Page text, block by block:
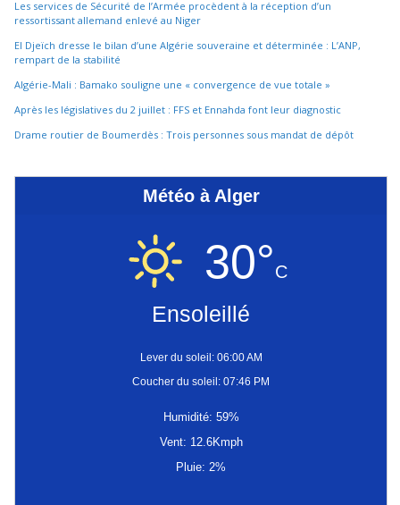
Les services de Sécurité de l’Armée procèdent à la réception d’un
ressortissant allemand enlevé au Niger
El Djeïch dresse le bilan d’une Algérie souveraine et déterminée : L’ANP,
rempart de la stabilité
Algérie-Mali : Bamako souligne une « convergence de vue totale »
Après les législatives du 2 juillet : FFS et Ennahda font leur diagnostic
Drame routier de Boumerdès : Trois personnes sous mandat de dépôt
Météo à Alger
30°C
Ensoleillé
Lever du soleil: 06:00 AM
Coucher du soleil: 07:46 PM
Humidité: 59%
Vent: 12.6Kmph
Pluie: 2%